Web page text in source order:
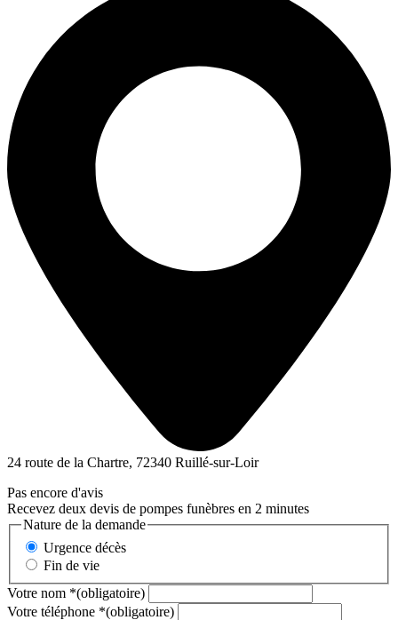
24 route de la Chartre, 72340 Ruillé-sur-Loir
Pas encore d'avis
Recevez deux devis de pompes funèbres en 2 minutes
Nature de la demande
Urgence décès
Fin de vie
Votre nom *(obligatoire)
Votre téléphone *(obligatoire)